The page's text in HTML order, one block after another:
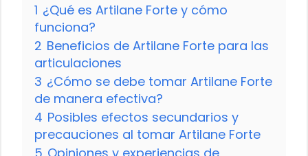
1 ¿Qué es Artilane Forte y cómo
funciona?
2 Beneficios de Artilane Forte para las
articulaciones
3 ¿Cómo se debe tomar Artilane Forte
de manera efectiva?
4 Posibles efectos secundarios y
precauciones al tomar Artilane Forte